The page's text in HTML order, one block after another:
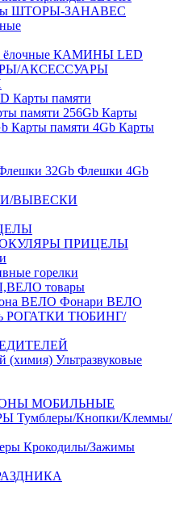
ШТОРЫ-ЗАНАВЕС
КАМИНЫ LED
АКСЕССУАРЫ
Карты памяти
памяти 256Gb Карты
Карты памяти 4Gb Карты
32Gb Флешки 4Gb
ВЫВЕСКИ
ПРИЦЕЛЫ
горелки
товары
ВЕЛО Фонари ВЕЛО
РОГАТКИ ТЮБИНГ/
(химия) Ультразвуковые
МОБИЛЬНЫЕ
Тумблеры/Кнопки/Клеммы/
Крокодилы/Зажимы